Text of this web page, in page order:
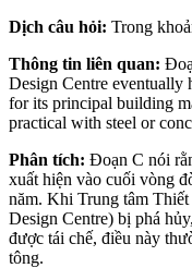
Dịch câu hỏi: Trong
Thông tin liên quan:
Design Centre eventually
for its principal building
practical with steel or
Phân tích: Đoạn C nói
xuất hiện vào cuối vòng
năm. Khi Trung tâm
Design Centre) bị phá
được tái chế, điều này
tông.